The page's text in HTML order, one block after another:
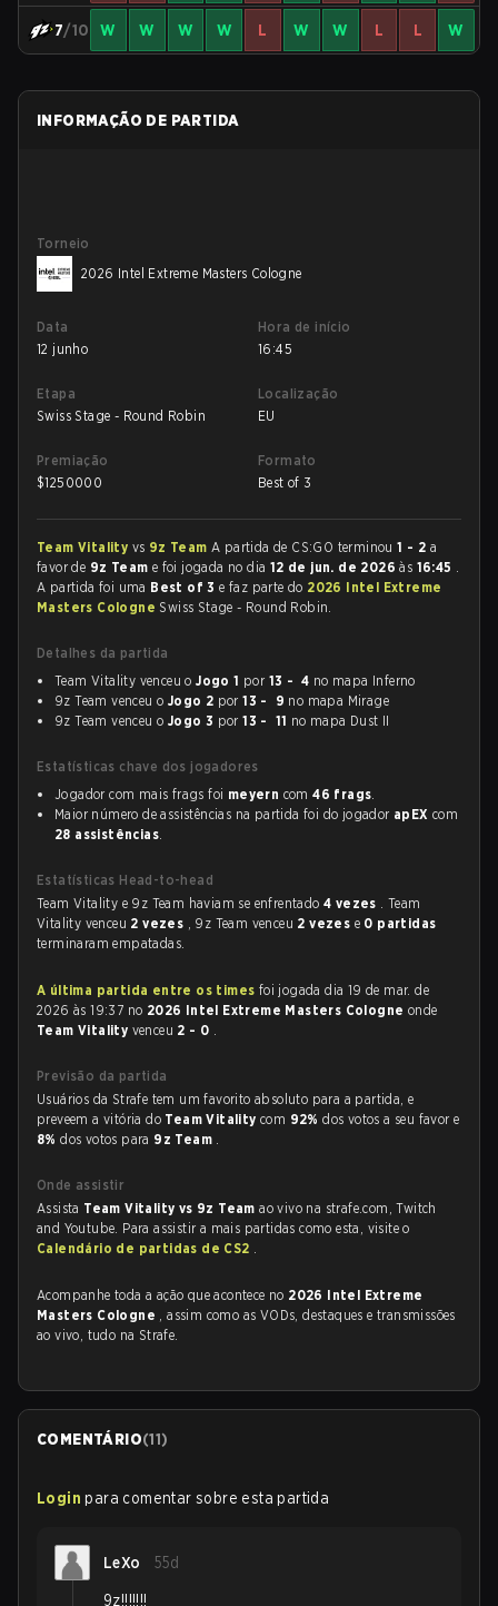
7/10 W W W W L W W L L W
INFORMAÇÃO DE PARTIDA
Torneio
2026 Intel Extreme Masters Cologne
Data
12 junho
Hora de início
16:45
Etapa
Swiss Stage - Round Robin
Localização
EU
Premiação
$1250000
Formato
Best of 3
Team Vitality vs 9z TeamA partida de CS:GO terminou1 - 2 a
favor de 9z Team e foi jogada no dia 12 de jun. de 2026às 16:45 .
A partida foi uma Best of 3e faz parte do 2026 Intel Extreme
Masters Cologne Swiss Stage - Round Robin.
Detalhes da partida
Team Vitality venceu oJogo 1 por 13 - 4 no mapa Inferno
9z Team venceu o Jogo 2 por13 - 9 no mapa Mirage
9z Team venceu o Jogo 3 por13 - 11 no mapa Dust II
Estatísticas chave dos jogadores
Jogador com mais frags foi meyern com46 frags.
Maior número de assistências na partida foi do jogador apEX com
28 assistências.
Estatísticas Head-to-head
Team Vitality e 9z Team haviam se enfrentado 4 vezes . Team
Vitality venceu 2 vezes , 9z Team venceu 2 vezes e 0 partidas
terminaram empatadas.
A última partida entre os times foi jogada dia 19 de mar. de
2026 às 19:37 no 2026 Intel Extreme Masters Cologne onde
Team Vitality venceu 2 - 0 .
Previsão da partida
Usuários da Strafe tem um favorito absoluto para a partida, e
preveem a vitória do Team Vitalitycom 92%dos votos a seu favor e
8%dos votos para 9z Team .
Onde assistir
Assista Team Vitality vs 9z Teamao vivo na strafe.com, Twitch
and Youtube. Para assistir a mais partidas como esta, visite o
Calendário de partidas de CS2 .
Acompanhe toda a ação que acontece no 2026 Intel Extreme
Masters Cologne , assim como as VODs, destaques e transmissões
ao vivo, tudo na Strafe.
COMENTÁRIO(11)
Login para comentar sobre esta partida
LeXo 55d
9z!!!!!!!